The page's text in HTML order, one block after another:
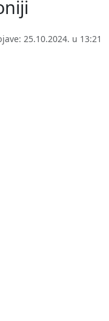
25.10.2024. u 13:21